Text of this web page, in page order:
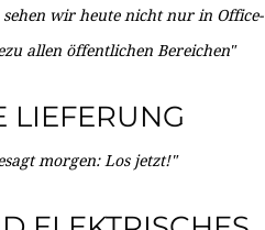
wir heute nicht nur in Office-
allen öffentlichen Bereichen"
LIEFERUNG
morgen: Los jetzt!"